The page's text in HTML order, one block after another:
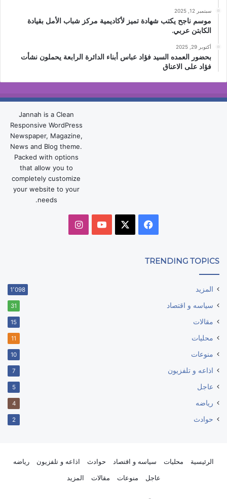
سبتمبر 12, 2025
موسم ناجح يكتب شهادة تميز لأكاديمية مركز شباب الأمل بقيادة
الكابتن عربي.
أكتوبر 29, 2025
بحضور العمده السيد فؤاد عباس أبناء الدائرة الرابعة يحملون نشأت
فؤاد على الاعناق
Jannah is a Clean
Responsive WordPress
Newspaper, Magazine,
News and Blog theme.
Packed with options
that allow you to
completely customize
your website to your
needs.
فيسبوك ‫YouTubeانستقرام
TRENDING TOPICS
المزيد 1٬098
سياسه و اقتصاد 31
مقالات 15
محليات 11
منوعات 10
اذاعه و تلفزيون 7
عاجل 5
رياضه 4
حوادث 2
الرئيسية محليات سياسه و اقتصاد حوادث اذاعه و تلفزيون
رياضه
عاجل
منوعات مقالات المزيد